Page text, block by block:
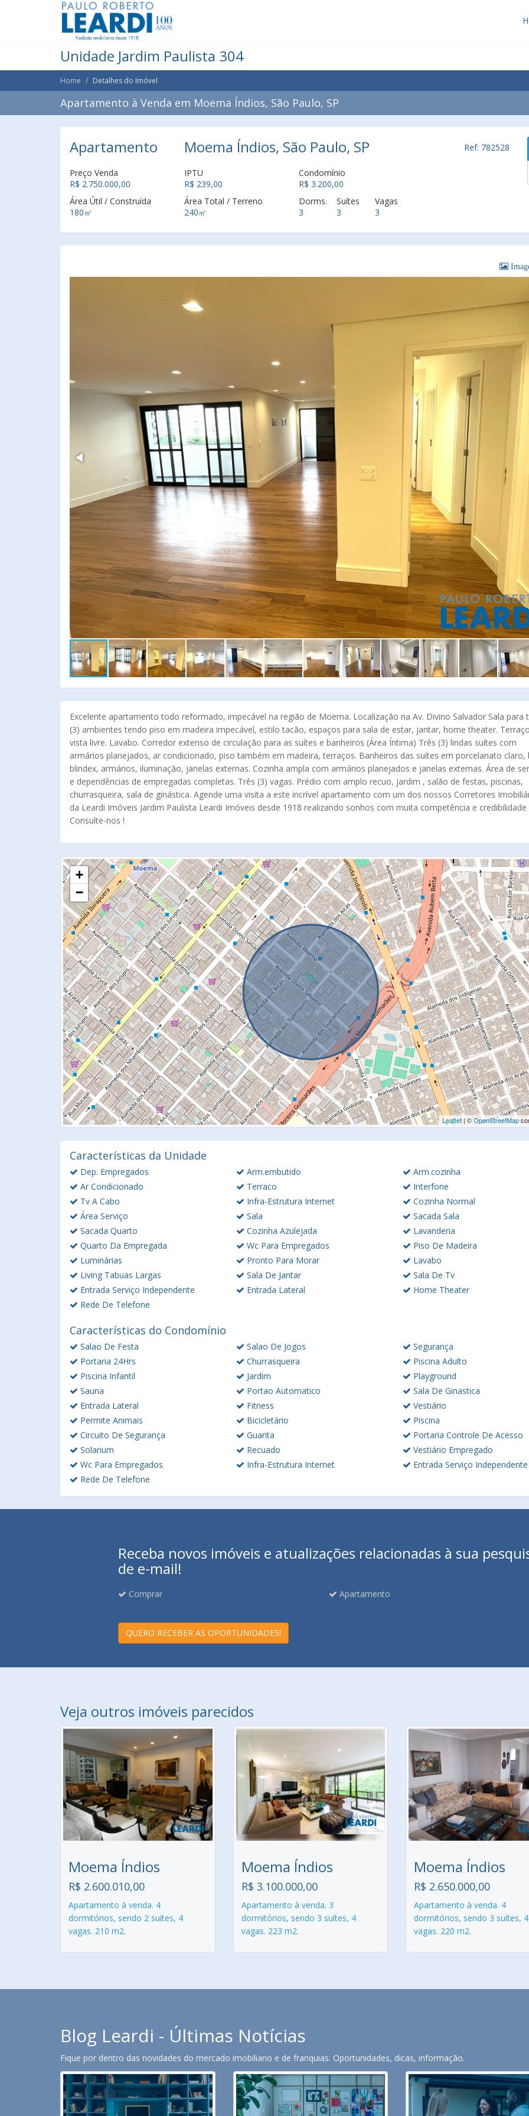
Unidade Jardim Paulista 304
Home Detalhes do Imóvel
Apartamento à Venda em Moema Índios, São Paulo, SP
Apartamento Moema Índios, São Paulo, SP Ref: 782528
Preço Venda
R$ 2.750.000,00
IPTU
R$ 239,00
Condomínio
R$ 3.200,00
Área Útil / Construída
180㎡
Área Total / Terreno
240㎡
Dorms.
3
Suítes
3
Vagas
3
Excelente apartamento todo reformado, impecável na região de Moema. Localização na Av. Divino Salvador Sala para
(3) ambientes tendo piso em madeira impecável, estilo tacão, espaços para sala de estar, jantar, home theater.
vista livre. Lavabo. Corredor extenso de circulação para as suítes e banheiros (Área Íntima) Três (3) lindas suítes com
armários planejados, ar condicionado, piso também em madeira, terraços. Banheiros das suítes em porcelanato claro,
blindex, armários, iluminação, janelas externas. Cozinha ampla com armários planejados e janelas externas. Área de
e dependências de empregadas completas. Três (3) vagas. Prédio com amplo recuo, jardim , salão de festas, piscinas,
churrasqueira, sala de ginástica. Agende uma visita a este incrível apartamento com um dos nossos Corretores
da Leardi Imóveis Jardim Paulista Leardi Imóveis desde 1918 realizando sonhos com muita competência e credibilidade
Consulte-nos !
+
−
Leaflet| ©OpenStreetMap
Características da Unidade
Dep. Empregados Arm.embutido
Arm.cozinha
Ar Condicionado
Terraco
Interfone
Tv A Cabo
Infra-Estrutura Internet
Cozinha Normal
Área Serviço
Sala
Sacada Sala
Sacada Quarto
Cozinha Azulejada
Lavanderia
Quarto Da Empregada
Wc Para Empregados
Piso De Madeira
Luminárias
Pronto Para Morar
Lavabo
Living Tabuas Largas
Sala De Jantar
Sala De Tv
Entrada Serviço Independente
Entrada Lateral
Home Theater
Rede De Telefone
Características do Condomínio
Salao De Festa Salao De Jogos
Segurança
Portaria 24Hrs
Churrasqueira
Piscina Adulto
Piscina Infantil
Jardim
Playground
Sauna
Portao Automatico
Sala De Ginastica
Entrada Lateral
Fitness
Vestiário
Permite Animais
Bicicletário
Piscina
Circuito De Segurança
Guarita
Portaria Controle De Acesso
Solarium
Recuado
Vestiário Empregado
Wc Para Empregados
Infra-Estrutura Internet
Entrada Serviço Independente
Rede De Telefone
Receba novos imóveis e atualizações relacionadas à sua
de e-mail!
Comprar Apartamento
QUERO RECEBER AS OPORTUNIDADES!
Veja outros imóveis parecidos
Moema Índios
R$ 2.600.010,00
Apartamento à venda. 4
dormitórios, sendo 2 suítes, 4
vagas. 210 m2.
Moema Índios
R$ 3.100.000,00
Apartamento à venda. 3
dormitórios, sendo 3 suítes, 4
vagas. 223 m2.
Moema Índios
R$ 2.650.000,00
Apartamento à venda. 4
dormitórios, sendo 3 suítes, 4
vagas. 220 m2.
Blog Leardi - Últimas Notícias
Fique por dentro das novidades do mercado imobiliario e de franquias. Oportunidades, dicas, informação.